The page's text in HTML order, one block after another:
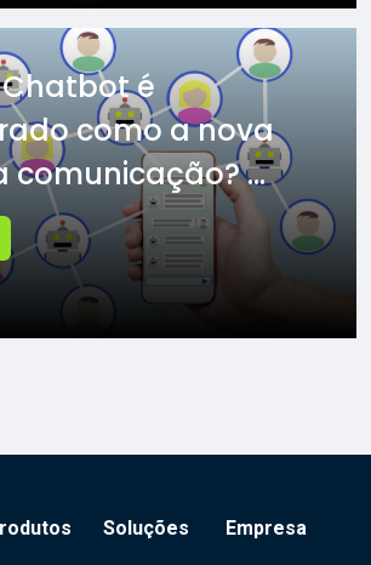
é
como a nova
comunicação? ...
Soluções Empresa